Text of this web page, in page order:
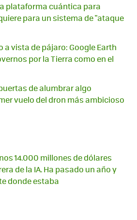
plataforma cuántica para
para un sistema de "ataque
a vista de pájaro: Google Earth
por la Tierra como en el
de alumbrar algo
vuelo del dron más ambicioso
14.000 millones de dólares
de la IA. Ha pasado un año y
donde estaba